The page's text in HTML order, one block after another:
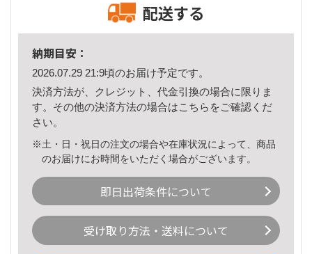
配送する
納期目安：
2026.07.29 21:9頃のお届け予定です。
決済方法が、クレジット、代金引換の場合に限りま
す。その他の決済方法の場合はこちら をご確認くだ
さい。
※土・日・祝日の注文の場合や在庫状況によって、商品
のお届けにお時間をいただく場合がございます。
即日出荷条件について
受け取り方法・送料について